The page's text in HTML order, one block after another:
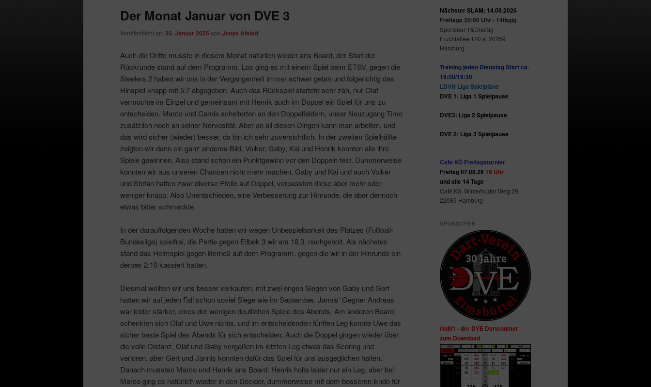
Der Monat Januar von DVE 3
Veröffentlicht am 30. Januar 2025 von Jonas Afelad
Auch die Dritte musste in diesem Monat natürlich wieder ans Board, der Start der
Rückrunde stand auf dem Programm. Los ging es mit einem Spiel beim ETSV, gegen die
Steelers 2 haben wir uns in der Vergangenheit immer schwer getan und folgerichtig das
Hinspiel knapp mit 5:7 abgegeben. Auch das Rückspiel startete sehr zäh, nur Olaf
vermochte im Einzel und gemeinsam mit Henrik auch im Doppel ein Spiel für uns zu
entscheiden. Marco und Carola scheiterten an den Doppelfeldern, unser Neuzugang Timo
zusätzlich noch an seiner Nervosität. Aber an all diesen Dingen kann man arbeiten, und
das wird sicher (wieder) besser, da bin ich sehr zuversichtlich. In der zweiten Spielhälfte
zeigten wir dann ein ganz anderes Bild, Volker, Gaby, Kai und Henrik konnten alle ihre
Spiele gewinnen. Also stand schon ein Punktgewinn vor den Doppeln fest. Dummerweise
konnten wir aus unseren Chancen nicht mehr machen, Gaby und Kai und auch Volker
und Stefan hatten zwar diverse Pfeile auf Doppel, verpassten diese aber mehr oder
weniger knapp. Also Unentschieden, eine Verbesserung zur Hinrunde, die aber dennoch
etwas bitter schmeckte.
In der darauffolgenden Woche hatten wir wegen Unbespielbarkeit des Platzes (Fußball-
Bundesliga) spielfrei, die Partie gegen Eilbek 3 wir am 18.3. nachgeholt. Als nächstes
stand das Heimspiel gegen Berne2 auf dem Programm, gegen die wir in der Hinrunde ein
derbes 2:10 kassiert hatten.
Diesmal wollten wir uns besser verkaufen, mit zwei engen Siegen von Gaby und Gert
hatten wir auf jeden Fall schon soviel Siege wie im September. Jannis‘ Gegner Andreas
war leider stärker, eines der wenigen deutlichen Spiele des Abends. Am anderen Board
schenkten sich Olaf und Uwe nichts, und im entscheidenden fünften Leg konnte Uwe das
sicher beste Spiel des Abends für sich entscheiden. Auch die Doppel gingen wieder über
die volle Distanz, Olaf und Gaby vergaßen im letzten Leg etwas das Scoring und
verloren, aber Gert und Jannis konnten dafür das Spiel für uns ausgeglichen halten.
Danach mussten Marco und Henrik ans Board. Henrik holte leider nur ein Leg, aber bei
Marco ging es natürlich wieder in den Decider, dummerweise mit dem besseren Ende für
Nächster SLAM: 14.08.2026
Freitags 20:00 Uhr - 14tägig
Sportsbar 1&Dreißig
Fruchtallee 120 a, 20259
Hamburg
Training jeden Dienstag Start ca.
19:00/19:30
LDVH Liga Spielpläne
DVE 1: Liga 1 Spielpause
DVE3: Liga 2 Spielpause
DVE 2: Liga 3 Spielpause
Cafe KÖ Freitagsturnier
Freitag 07.08.26 19 Uhr
und alle 14 Tage
Café Kö, Winterhuder Weg 29,
22085 Hamburg
SPONSOREN
rkd01 - der DVE Dartcounter
zum Download